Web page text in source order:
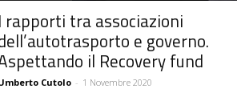
I rapporti tra associazioni
e governo.
il Recovery fund
Cutolo - 1 Novembre 2020